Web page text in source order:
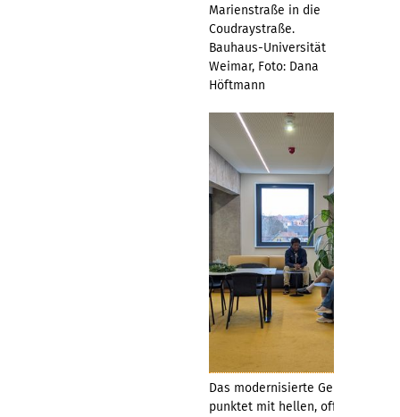
Marienstraße in die
Coudraystraße.
Bauhaus-Universität
Weimar, Foto: Dana
Höftmann
Das modernisierte Gebäude
punktet mit hellen, offenen